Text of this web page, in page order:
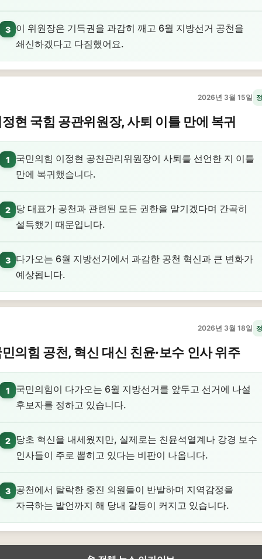
3
이 위원장은 기득권을 과감히 깨고 6월 지방선거 공천을
쇄신하겠다고 다짐했어요.
2026년 3월 15일
현 국힘 공관위원장, 사퇴 이틀 만에 복귀
1
국민의힘 이정현 공천관리위원장이 사퇴를 선언한 지 이틀
만에 복귀했습니다.
2
당 대표가 공천과 관련된 모든 권한을 맡기겠다며 간곡히
설득했기 때문입니다.
3
다가오는 6월 지방선거에서 과감한 공천 혁신과 큰 변화가
예상됩니다.
2026년 3월 18일
의힘 공천, 혁신 대신 친윤·보수 인사 위주
1
국민의힘이 다가오는 6월 지방선거를 앞두고 선거에 나설
후보자를 정하고 있습니다.
2
당초 혁신을 내세웠지만, 실제로는 친윤석열계나 강경 보수
인사들이 주로 뽑히고 있다는 비판이 나옵니다.
3
공천에서 탈락한 중진 의원들이 반발하며 지역감정을
자극하는 발언까지 해 당내 갈등이 커지고 있습니다.